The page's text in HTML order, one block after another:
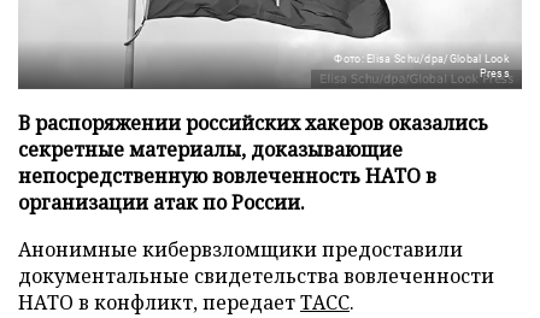
Фото: Elisa Schu/dpa/Global Look
Press
В распоряжении российских хакеров оказались
секретные материалы, доказывающие
непосредственную вовлеченность НАТО в
организации атак по России.
Анонимные кибервзломщики предоставили
документальные свидетельства вовлеченности
НАТО в конфликт, передаетТАСС.